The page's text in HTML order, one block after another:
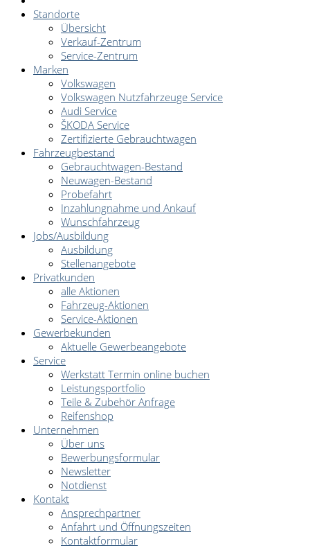
Standorte
Übersicht
Verkauf-Zentrum
Service-Zentrum
Marken
Volkswagen
Volkswagen Nutzfahrzeuge Service
Audi Service
ŠKODA Service
Zertifizierte Gebrauchtwagen
Fahrzeugbestand
Gebrauchtwagen-Bestand
Neuwagen-Bestand
Probefahrt
Inzahlungnahme und Ankauf
Wunschfahrzeug
Jobs/Ausbildung
Ausbildung
Stellenangebote
Privatkunden
alle Aktionen
Fahrzeug-Aktionen
Service-Aktionen
Gewerbekunden
Aktuelle Gewerbeangebote
Service
Werkstatt Termin online buchen
Leistungsportfolio
Teile & Zubehör Anfrage
Reifenshop
Unternehmen
Über uns
Bewerbungsformular
Newsletter
Notdienst
Kontakt
Ansprechpartner
Anfahrt und Öffnungszeiten
Kontaktformular